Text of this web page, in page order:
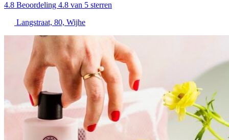
4.8 Beoordeling 4.8 van 5 sterren
Langstraat, 80, Wijhe